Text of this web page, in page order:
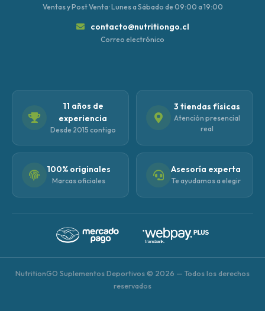
Ventas y Post Venta · Lunes a Sábado de 09:00 a 19:00
contacto@nutritiongo.cl
Correo electrónico
11 años de
experiencia
Desde 2015 contigo
3 tiendas físicas
Atención presencial
real
100% originales
Marcas oficiales
Asesoría experta
Te ayudamos a elegir
NutritionGO Suplementos Deportivos © 2026 — Todos los derechos
reservados